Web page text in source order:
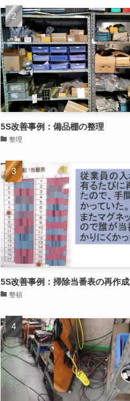
5S改善事例：備品棚の整理
整理
5S改善事例：掃除当番表の再作成
整頓